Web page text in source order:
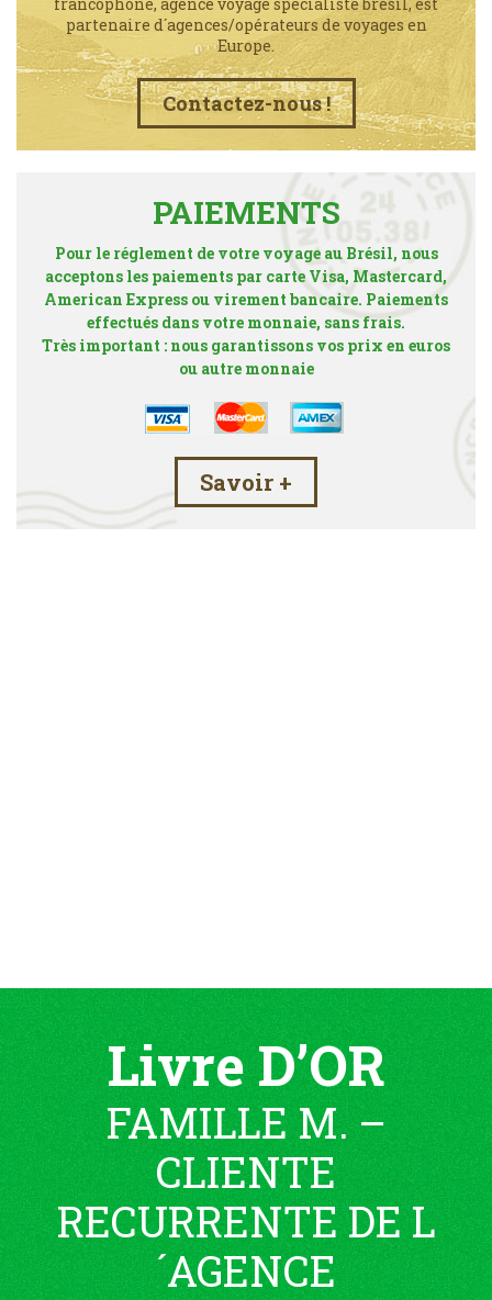
francophone, agence voyage spécialiste brésil, est
partenaire d´agences/opérateurs de voyages en
Europe.
Contactez-nous !
PAIEMENTS
Pour le réglement de votre voyage au Brésil, nous
acceptons les paiements par carte Visa, Mastercard,
American Express ou virement bancaire. Paiements
effectués dans votre monnaie, sans frais.
Très important : nous garantissons vos prix en euros
ou autre monnaie
Savoir +
Livre D’OR
FAMILLE M. –
CLIENTE
RECURRENTE DE L
´AGENCE